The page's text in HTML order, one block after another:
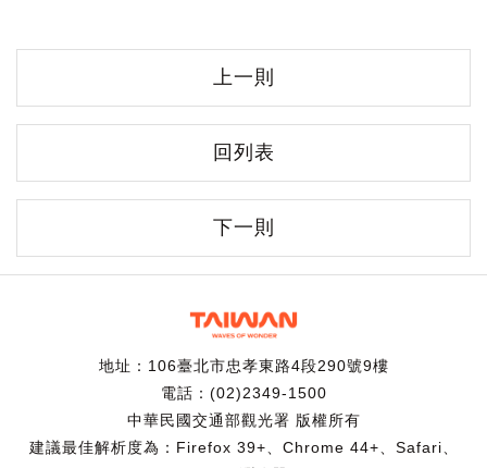
上一則
回列表
下一則
地址：106臺北市忠孝東路4段290號9樓
電話：(02)2349-1500
中華民國交通部觀光署 版權所有
建議最佳解析度為：Firefox 39+、Chrome 44+、Safari、